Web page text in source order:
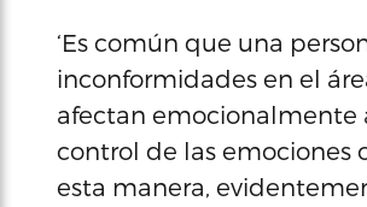
‘Es común que una
inconformidades en el
afectan emocionalmente
control de las emociones
esta manera,